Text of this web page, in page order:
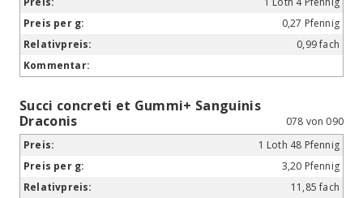
0,27 Pfennig
0,99 fach
Succi concreti et Gummi+ Sanguinis
Draconis
078 von 090
1 Loth 48 Pfennig
3,20 Pfennig
11,85 fach